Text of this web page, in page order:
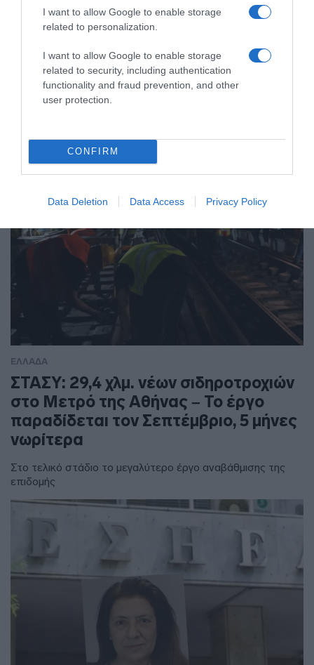
I want to allow Google to enable storage
related to personalization.
I want to allow Google to enable storage
related to security, including authentication
functionality and fraud prevention, and other
user protection.
CONFIRM
Data Deletion Data Access Privacy Policy
ΕΛΛΑΔΑ
Χαλκιδική: Επιχείρηση μεταφοράς
49χρονης Γερμανίδας που
τραυματίστηκε σε δύσβατο σημείο
στη Συκιά
ΕΛΛΑΔΑ
ΣΤΑΣΥ: 29,4 χλμ. νέων σιδηροτροχιών
στο Μετρό της Αθήνας – Το έργο
παραδίδεται τον Σεπτέμβριο, 5 μήνες
νωρίτερα
Στο τελικό στάδιο το μεγαλύτερο έργο αναβάθμισης της
επιδομής